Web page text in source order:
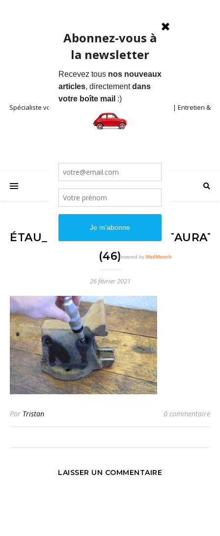
Spécialiste voitures anciennes en Provence | Location | Entretien &
Restauration | Blog
(46)
26 février 2021
Par Tristan 0 commentaire
LAISSER UN COMMENTAIRE